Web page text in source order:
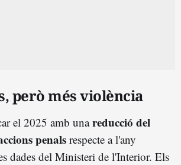
però més violència
el 2025 amb unareducció del
penals respecte a l'any
dades del Ministeri de l'Interior. Els